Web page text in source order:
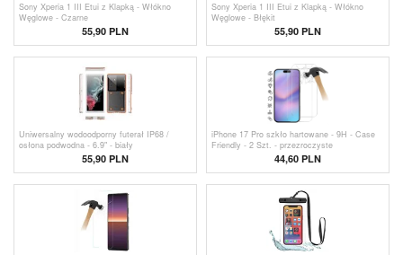
Sony Xperia 1 III Etui z Klapką - Włókno
Węglowe - Czarne
55,90 PLN
Sony Xperia 1 III Etui z Klapką - Włókno
Węglowe - Błękit
55,90 PLN
Uniwersalny wodoodporny futerał IP68 /
osłona podwodna - 6.9" - biały
55,90 PLN
iPhone 17 Pro szkło hartowane - 9H - Case
Friendly - 2 Szt. - przezroczyste
44,60 PLN